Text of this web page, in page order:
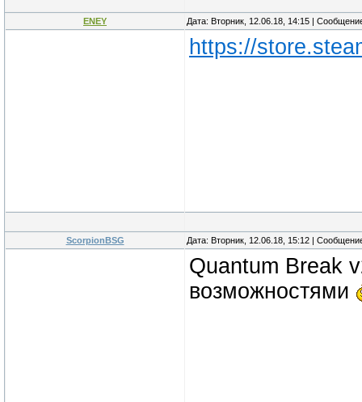
ENEY Дата: Вторник, 12.06.18, 14:15 |
https://
ScorpionBSG Дата: Вторник, 12.06.18, 15:12 |
Quantum Break
возможностями